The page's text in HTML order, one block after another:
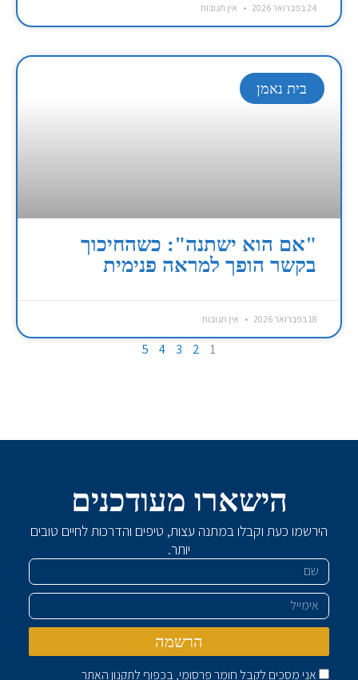
24 בפברואר 2026 אין תגובות
בית נאמן
"אם הוא ישתנה": כשהחיכוך
בקשר הופך למראה פנימית
18 בפברואר 2026 אין תגובות
1
2
3
4
5
הישארו מעודכנים
הירשמו כעת וקבלו במתנה עצות, טיפים והדרכות לחיים טובים
יותר.
שם
אימייל
אני מסכים לקבל חומר פרסומי, בכפוף לתקנון האתר
הרשמה